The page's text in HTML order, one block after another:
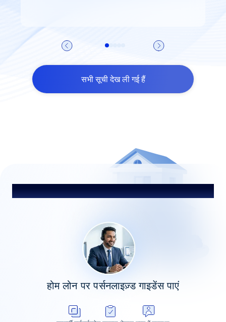
सभी सूची देख ली गई हैं
हमारे सलाहकार से बात करें
होम लोन पर पर्सनलाइज़्ड गाइडेंस पाएं